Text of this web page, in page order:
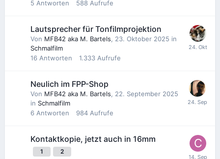
5 Antworten 588 Aufrufe
Lautsprecher für Tonfilmprojektion
Von MFB42 aka M. Bartels, 23. Oktober 2025 in
Schmalfilm
16 Antworten 1.333 Aufrufe
Neulich im FPP-Shop
Von MFB42 aka M. Bartels, 22. September 2025
in Schmalfilm
6 Antworten 984 Aufrufe
Kontaktkopie, jetzt auch in 16mm
1 2